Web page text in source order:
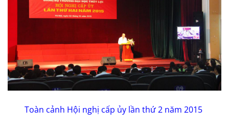
Toàn cảnh Hội nghị cấp ủy lần thứ 2 năm 2015